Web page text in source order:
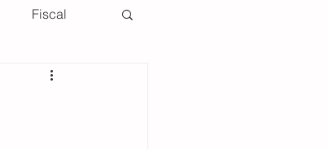
Fiscal
Prehispánico